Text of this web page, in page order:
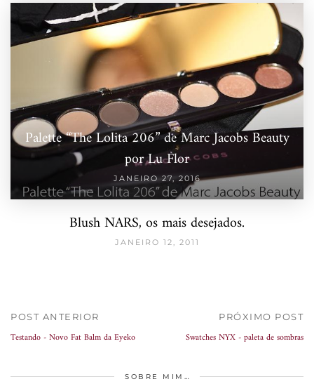
Palette “The Lolita 206” de Marc Jacobs Beauty
por Lu Flor
JANEIRO 27, 2016
Blush NARS, os mais desejados.
JANEIRO 12, 2011
POST ANTERIOR
Testando - Novo Fat Balm da Eyeko
PRÓXIMO POST
Swatches NYX - paleta de sombras
SOBRE MIM…